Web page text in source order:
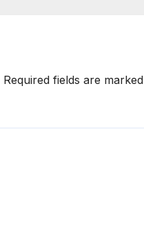
Required fields are marked